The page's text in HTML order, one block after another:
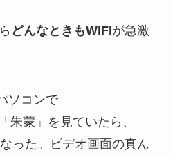
どんなときもWIFIが急激
ソコンで
朱蒙」を見ていたら、
った。ビデオ画面の真ん